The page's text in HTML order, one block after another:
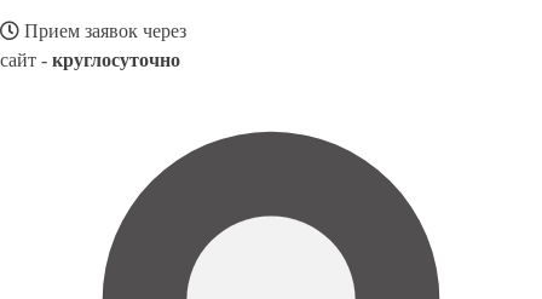
Прием заявок через
сайт - круглосуточно